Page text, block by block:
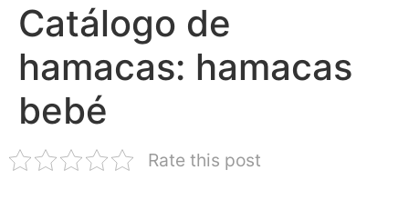
Catálogo de
hamacas: hamacas
bebé
Rate this post